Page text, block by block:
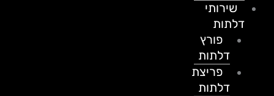
שירותי
דלתות
פורץ
דלתות
פריצת
דלתות